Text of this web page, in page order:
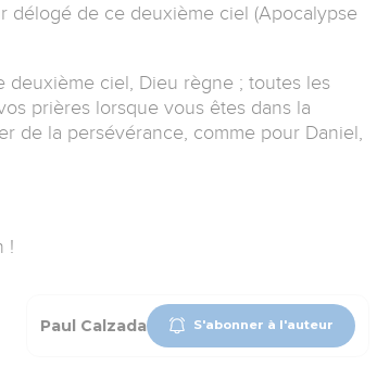
délogé de ce deuxième ciel (Apocalypse
deuxième ciel, Dieu règne ; toutes les
prières lorsque vous êtes dans la
de la persévérance, comme pour Daniel,
!
Paul Calzada S'abonner à l'auteur